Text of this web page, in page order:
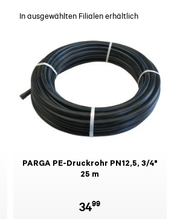
In ausgewählten Filialen erhältlich
PARGA PE-Druckrohr PN12,5, 3/4"
25 m
3499